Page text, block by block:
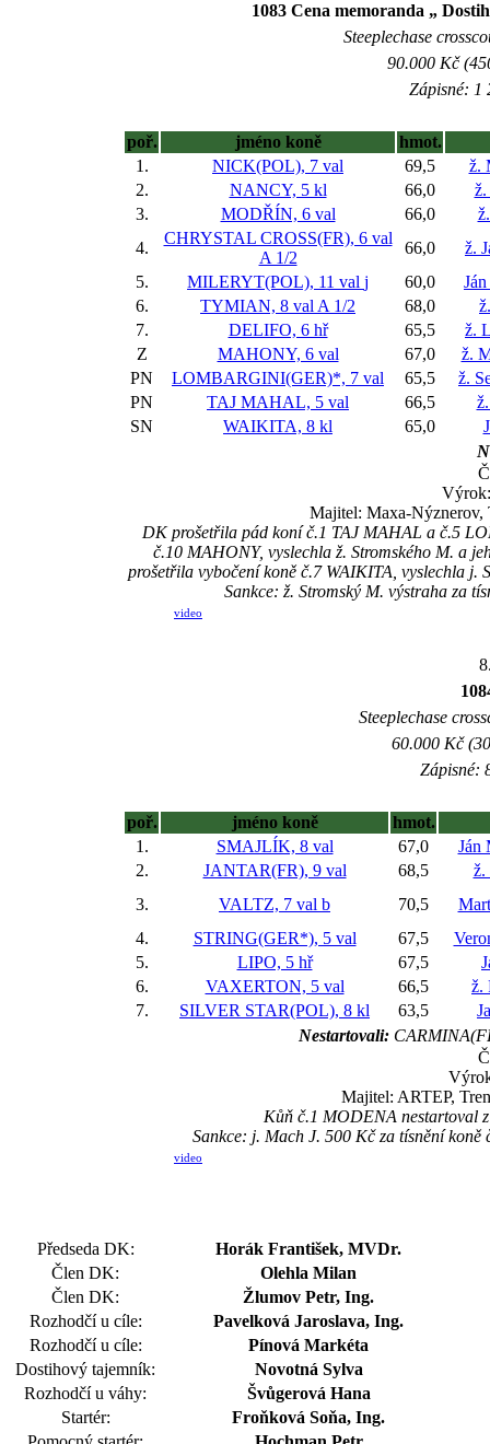
1083 Cena memoranda „
Steeplechase
90.000 Kč
Zápisné: 1
poř. jméno koně
hmot.
1.
NICK(POL), 7 val 69,5
ž.
2.
NANCY, 5 kl 66,0
ž.
3.
MODŘÍN, 6 val 66,0
4.
CHRYSTAL CROSS(FR), 6 val
A 1/2
66,0
ž.
5.
MILERYT(POL), 11 val j 60,0
6.
TYMIAN, 8 val A 1/2 68,0
7.
DELIFO, 6 hř 65,5
ž.
Z
MAHONY, 6 val 67,0
ž.
PN
LOMBARGINI(GER)*, 7 val 65,5
ž.
PN
TAJ MAHAL, 5 val 66,5
SN
WAIKITA, 8 kl 65,0
Majitel: Maxa-
DK prošetřila pád koní č.1 TAJ MAHAL a č.5
č.10 MAHONY, vyslechla ž. Stromského M. a
prošetřila vybočení koně č.7 WAIKITA, vyslechla j.
Sankce: ž. Stromský M. výstraha za
video
Steeplechase
60.000 Kč
Zápisné:
poř. jméno koně
hmot.
1.
SMAJLÍK, 8 val 67,0
Ján
2.
JANTAR(FR), 9 val 68,5
ž.
3.
VALTZ, 7 val b 70,5
4.
STRING(GER*), 5 val 67,5
5.
LIPO, 5 hř 67,5
6.
VAXERTON, 5 val 66,5
ž.
7.
SILVER STAR(POL), 8 kl 63,5
Nestartovali:
Majitel: ARTEP,
Kůň č.1 MODENA nestartoval
Sankce: j. Mach J. 500 Kč za tísnění
video
Předseda DK:
Horák František, MVDr.
Člen DK:
Olehla Milan
Člen DK:
Žlumov Petr, Ing.
Rozhodčí u cíle:
Pavelková Jaroslava, Ing.
Rozhodčí u cíle:
Pínová Markéta
Dostihový tajemník:
Novotná Sylva
Rozhodčí u váhy:
Švůgerová Hana
Startér:
Froňková Soňa, Ing.